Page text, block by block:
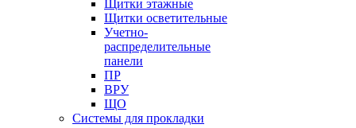
Щитки этажные
Щитки осветительные
Учетно-
распределительные
панели
ПР
ВРУ
ЩО
Системы для прокладки